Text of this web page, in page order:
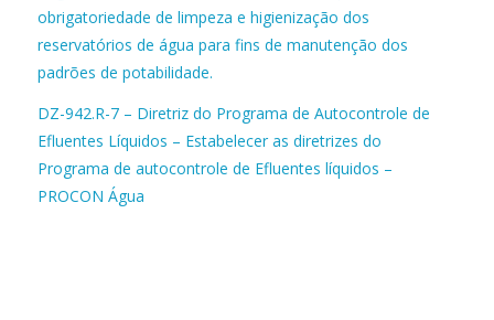
obrigatoriedade de limpeza e higienização dos
reservatórios de água para fins de manutenção dos
padrões de potabilidade.
DZ-942.R-7 – Diretriz do Programa de Autocontrole de
Efluentes Líquidos – Estabelecer as diretrizes do
Programa de autocontrole de Efluentes líquidos –
PROCON Água